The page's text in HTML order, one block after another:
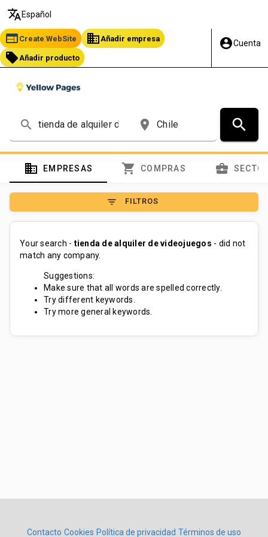
translate Español
web Create WebSite business Añadir empresa
local_offer Añadir producto
account_circleCuenta
search place search
domain EMPRESAS shopping_cart COMPRAS business_center
filter_list FILTROS
Your search - tienda de alquiler de videojuegos - did not
match any company.
Suggestions:
Make sure that all words are spelled correctly.
Try different keywords.
Try more general keywords.
Contacto Cookies Política de privacidad Términos de uso